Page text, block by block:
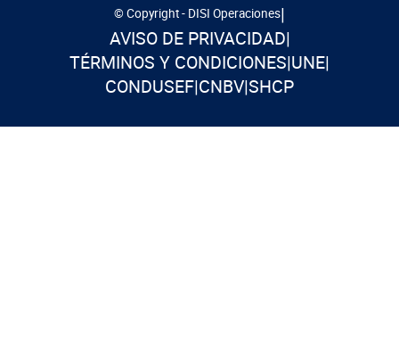
© Copyright - DISI Operaciones|
AVISO DE PRIVACIDAD|
TÉRMINOS Y CONDICIONES|UNE|
CONDUSEF|CNBV|SHCP